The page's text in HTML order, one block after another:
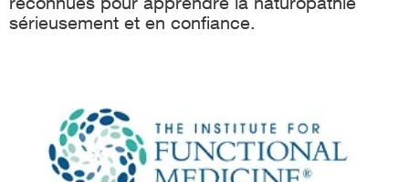
sérieusement et en confiance.